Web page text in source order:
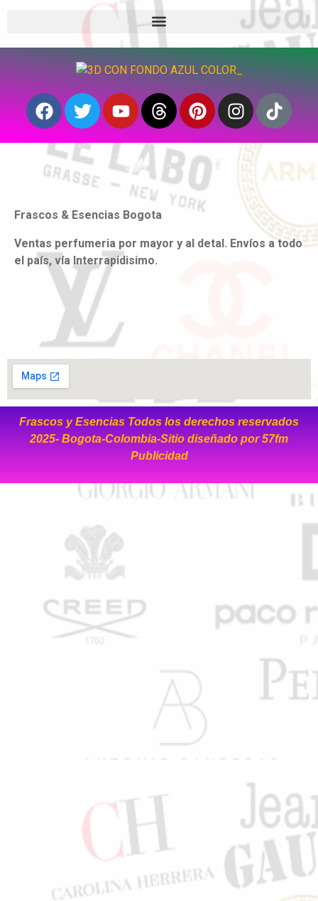
Frascos & Esencias Bogota
Ventas perfumeria por mayor y al detal. Envíos a todo
el país, vía Interrapidisimo.
Frascos y Esencias Todos los derechos reservados
2025- Bogota-Colombia-Sitio diseñado por57fm
Publicidad